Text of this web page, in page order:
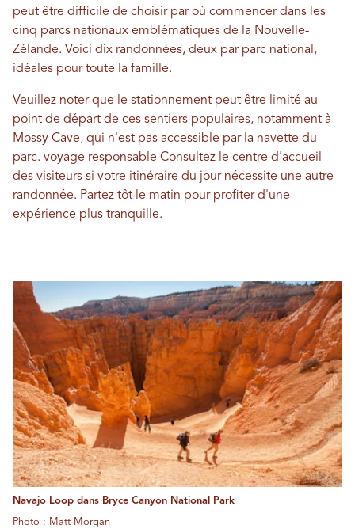
peut être difficile de choisir par où commencer dans les
cinq parcs nationaux emblématiques de la Nouvelle-
Zélande. Voici dix randonnées, deux par parc national,
idéales pour toute la famille.
Veuillez noter que le stationnement peut être limité au
point de départ de ces sentiers populaires, notamment à
Mossy Cave, qui n'est pas accessible par la navette du
parc. voyage responsable Consultez le centre d'accueil
des visiteurs si votre itinéraire du jour nécessite une autre
randonnée. Partez tôt le matin pour profiter d'une
expérience plus tranquille.
Navajo Loop dans Bryce Canyon National Park
Photo : Matt Morgan